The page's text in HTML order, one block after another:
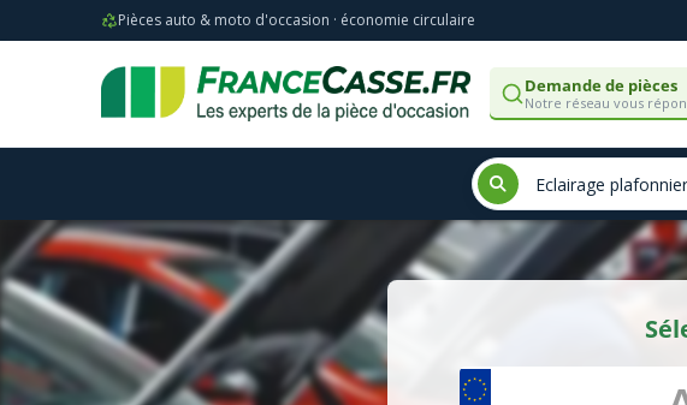
Pièces auto & moto d'occasion · économie circulaire
Demande de pièces
Notre réseau vous